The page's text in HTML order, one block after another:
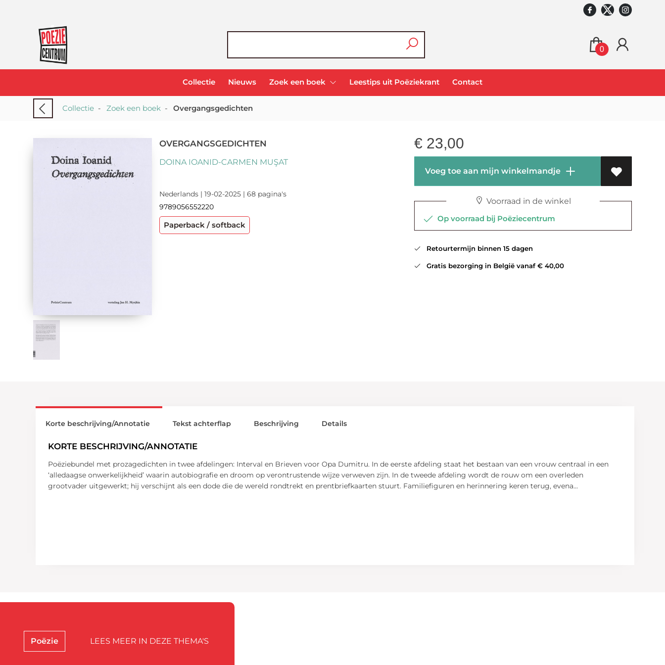
0
Collectie Nieuws Zoek een boek Leestips uit Poëziekrant Contact
Collectie - Zoek een boek - Overgangsgedichten
OVERGANGSGEDICHTEN
DOINA IOANID-CARMEN MUŞAT
Nederlands | 19-02-2025 | 68 pagina's
9789056552220
Paperback / softback
€ 23,00
Voeg toe aan mijn winkelmandje
Voorraad in de winkel
Op voorraad bij Poëziecentrum
Retourtermijn binnen 15 dagen
Gratis bezorging in België vanaf € 40,00
Korte beschrijving/Annotatie
KORTE BESCHRIJVING/ANNOTATIE
Poëziebundel met prozagedichten in twee afdelingen: Interval en Brieven voor Opa Dumitru. In de eerste afdeling staat het bestaan van een vrouw centraal in een
‘alledaagse onwerkelijkheid’ waarin autobiografie en droom op verontrustende wijze verweven zijn. In de tweede afdeling wordt de rouw om een overleden
grootvader uitgewerkt; hij verschijnt als een dode die de wereld rondtrekt en prentbriefkaarten stuurt. Familiefiguren en herinnering keren terug, evena...
Tekst achterflap Beschrijving Details
Poëzie LEES MEER IN DEZE THEMA'S